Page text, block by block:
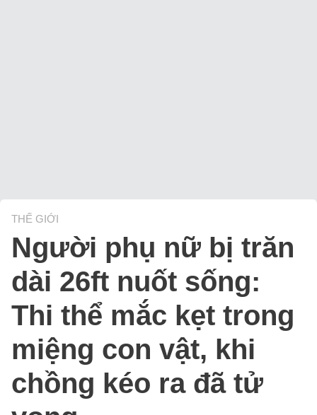
THẾ GIỚI
Người phụ nữ bị trăn
dài 26ft nuốt sống:
Thi thể mắc kẹt trong
miệng con vật, khi
chồng kéo ra đã tử